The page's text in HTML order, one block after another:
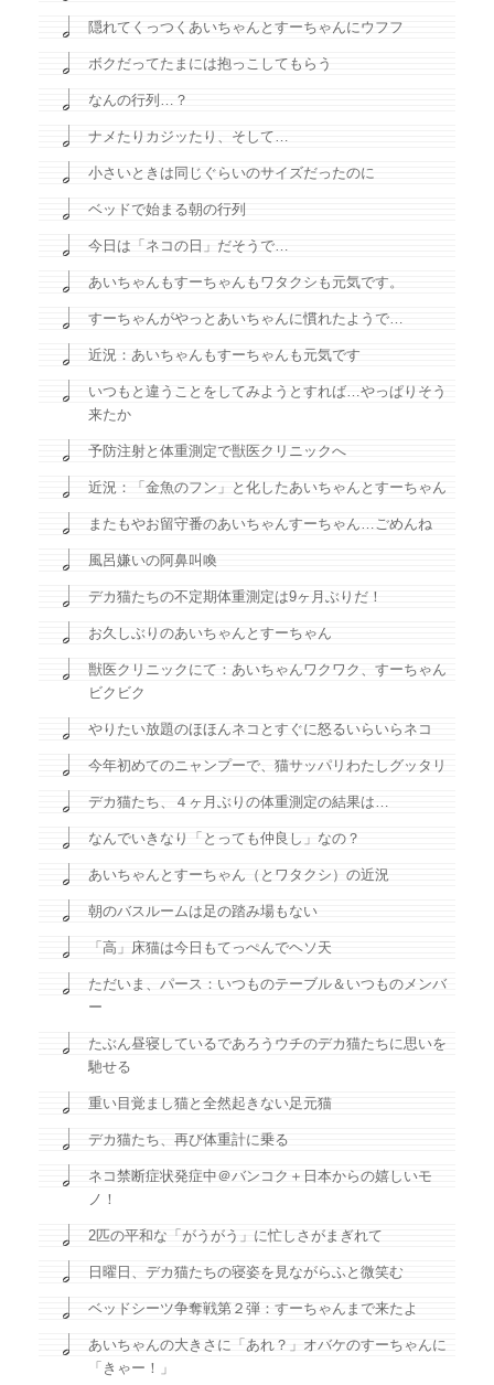
隠れてくっつくあいちゃんとすーちゃんにウフフ
ボクだってたまには抱っこしてもらう
なんの行列…？
ナメたりカジッたり、そして…
小さいときは同じぐらいのサイズだったのに
ベッドで始まる朝の行列
今日は「ネコの日」だそうで…
あいちゃんもすーちゃんもワタクシも元気です。
すーちゃんがやっとあいちゃんに慣れたようで…
近況：あいちゃんもすーちゃんも元気です
いつもと違うことをしてみようとすれば…やっぱりそう
来たか
予防注射と体重測定で獣医クリニックへ
近況：「金魚のフン」と化したあいちゃんとすーちゃん
またもやお留守番のあいちゃんすーちゃん…ごめんね
風呂嫌いの阿鼻叫喚
デカ猫たちの不定期体重測定は9ヶ月ぶりだ！
お久しぶりのあいちゃんとすーちゃん
獣医クリニックにて：あいちゃんワクワク、すーちゃん
ビクビク
やりたい放題のほほんネコとすぐに怒るいらいらネコ
今年初めてのニャンプーで、猫サッパリわたしグッタリ
デカ猫たち、４ヶ月ぶりの体重測定の結果は…
なんでいきなり「とっても仲良し」なの？
あいちゃんとすーちゃん（とワタクシ）の近況
朝のバスルームは足の踏み場もない
「高」床猫は今日もてっぺんでヘソ天
ただいま、パース：いつものテーブル＆いつものメンバ
ー
たぶん昼寝しているであろうウチのデカ猫たちに思いを
馳せる
重い目覚まし猫と全然起きない足元猫
デカ猫たち、再び体重計に乗る
ネコ禁断症状発症中＠バンコク＋日本からの嬉しいモ
ノ！
2匹の平和な「がうがう」に忙しさがまぎれて
日曜日、デカ猫たちの寝姿を見ながらふと微笑む
ベッドシーツ争奪戦第２弾：すーちゃんまで来たよ
あいちゃんの大きさに「あれ？」オバケのすーちゃんに
「きゃー！」